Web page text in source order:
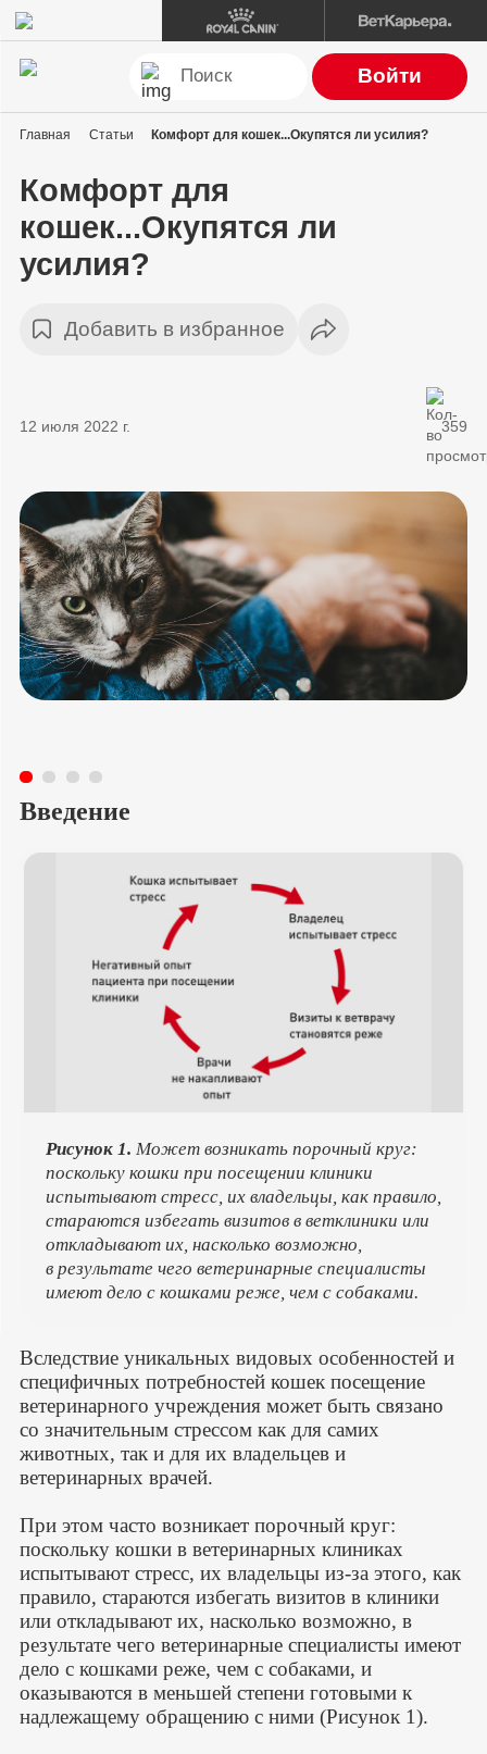
Войти
Главная Статьи Комфорт для кошек...Окупятся ли усилия?
Комфорт для
кошек...Окупятся ли
усилия?
Добавить в избранное
12 июля 2022 г. 359
Введение
Вследствие уникальных видовых особенностей и
специфичных потребностей кошек посещение
ветеринарного учреждения может быть связано
со значительным стрессом как для самих
животных, так и для их владельцев и
ветеринарных врачей.
При этом часто возникает порочный круг:
поскольку кошки в ветеринарных клиниках
испытывают стресс, их владельцы из-за этого, как
правило, стараются избегать визитов в клиники
или откладывают их, насколько возможно, в
результате чего ветеринарные специалисты имеют
дело с кошками реже, чем с собаками, и
оказываются в меньшей степени готовыми к
надлежащему обращению с ними (Рисунок 1).
Рисунок 1. Может возникать порочный круг:
поскольку кошки при посещении клиники
испытывают стресс, их владельцы, как правило,
стараются избегать визитов в ветклиники или
откладывают их, насколько возможно,
в результате чего ветеринарные специалисты
имеют дело с кошками реже, чем с собаками.